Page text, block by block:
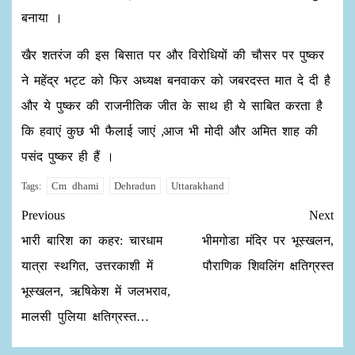
बनाया ।
खैर शतरंज की इस बिसात पर और विरोधियों की चौसर पर पुष्कर
ने महेंद्र भट्ट को फिर अध्यक्ष बनवाकर को जबरदस्त मात दे दी है
और ये पुष्कर की राजनीतिक जीत के साथ ही ये साबित करता है
कि हवाएं कुछ भी फैलाई जाएं ,आज भी मोदी और अमित शाह की
पसंद पुष्कर ही हैं ।
Tags: Cm dhami Dehradun Uttarakhand
Previous
भारी बारिश का कहर: चारधाम
यात्रा स्थगित, उत्तरकाशी में
भूस्खलन, ऋषिकेश में जलभराव,
मालसी पुलिया क्षतिग्रस्त…
Next
भीमगोडा मंदिर पर भूस्खलन,
पौराणिक शिवलिंग क्षतिग्रस्त